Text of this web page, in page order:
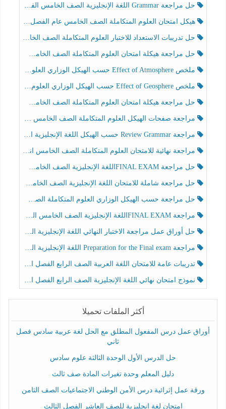
حل مراجعة Grammar اللغة الإنجليزية الصف الخامس الفصل الثالث
هيكل امتحان العلوم المتكاملة الصف الخامس عام الفصل الدراسي الثالث 2025-2026
حل تدريبات الاستعداد للاختبار العلوم المتكاملة الصف الخامس عام الفصل الثالث
حل مراجعة هيكلة امتحان العلوم المتكاملة الصف الخامس انسبير الفصل الثالث
ملخص Effect of Atmosphere حسب الهيكل الوزاري العلوم المتكاملة الصف الخامس انسبير الفصل الثالث
ملخص Effect of Geosphere حسب الهيكل الوزاري العلوم المتكاملة الصف الخامس انسبير الفصل الثالث
حل مراجعة هيكلة امتحان العلوم المتكاملة الصف الخامس عام الفصل الثالث
مراجعة صفحات الهيكل العلوم المتكاملة الصف الخامس انسبير الفصل الثالث
مراجعة Review Grammar حسب الهيكل اللغة الإنجليزية الصف الخامس الفصل الثالث
مراجعة نهائية للامتحان العلوم المتكاملة الصف الخامس انسبير الفصل الثالث
حل مراجعة FINAL EXAMاللغة الإنجليزية الصف الخامس الفصل الثالث
حل مراجعة شاملة للامتحان اللغة الإنجليزية الصف الخامس الفصل الثالث
حل مراجعة حسب الهيكل الوزاري العلوم المتكاملة الصف الخامس عام الفصل الثالث
مراجعة FINAL EXAMاللغة الإنجليزية الصف الخامس الفصل الثالث
حل أوراق عمل مراجعة الاختبار النهائي اللغة الإنجليزية الصف الرابع الفصل الثالث
مراجعة Preparation for the Final exam اللغة الإنجليزية الصف الرابع الفصل الثالث
تدريبات عامة للامتحان اللغة العربية الصف الرابع الفصل الثالث
نموذج امتحان نهائي اللغة الإنجليزية الصف الرابع الفصل الثالث
أكثر الملفات تحميلا
أوراق عمل درس المفعول المطلق مع الحل لغة عربية سادس فصل
ثاني
حل الدرس الأول الوحدة الثالثة علوم سادس
دليل المعلم وحدة تغيرات المادة صف ثالث
ورقة عمل إثرائية درس الأمن الوطني الاجتماعيات الصف الثامن
امتحان لغة انجليزية للصف العاشر الفصل الثالث